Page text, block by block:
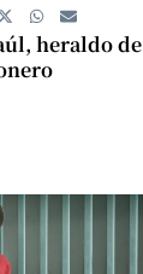
heraldo de